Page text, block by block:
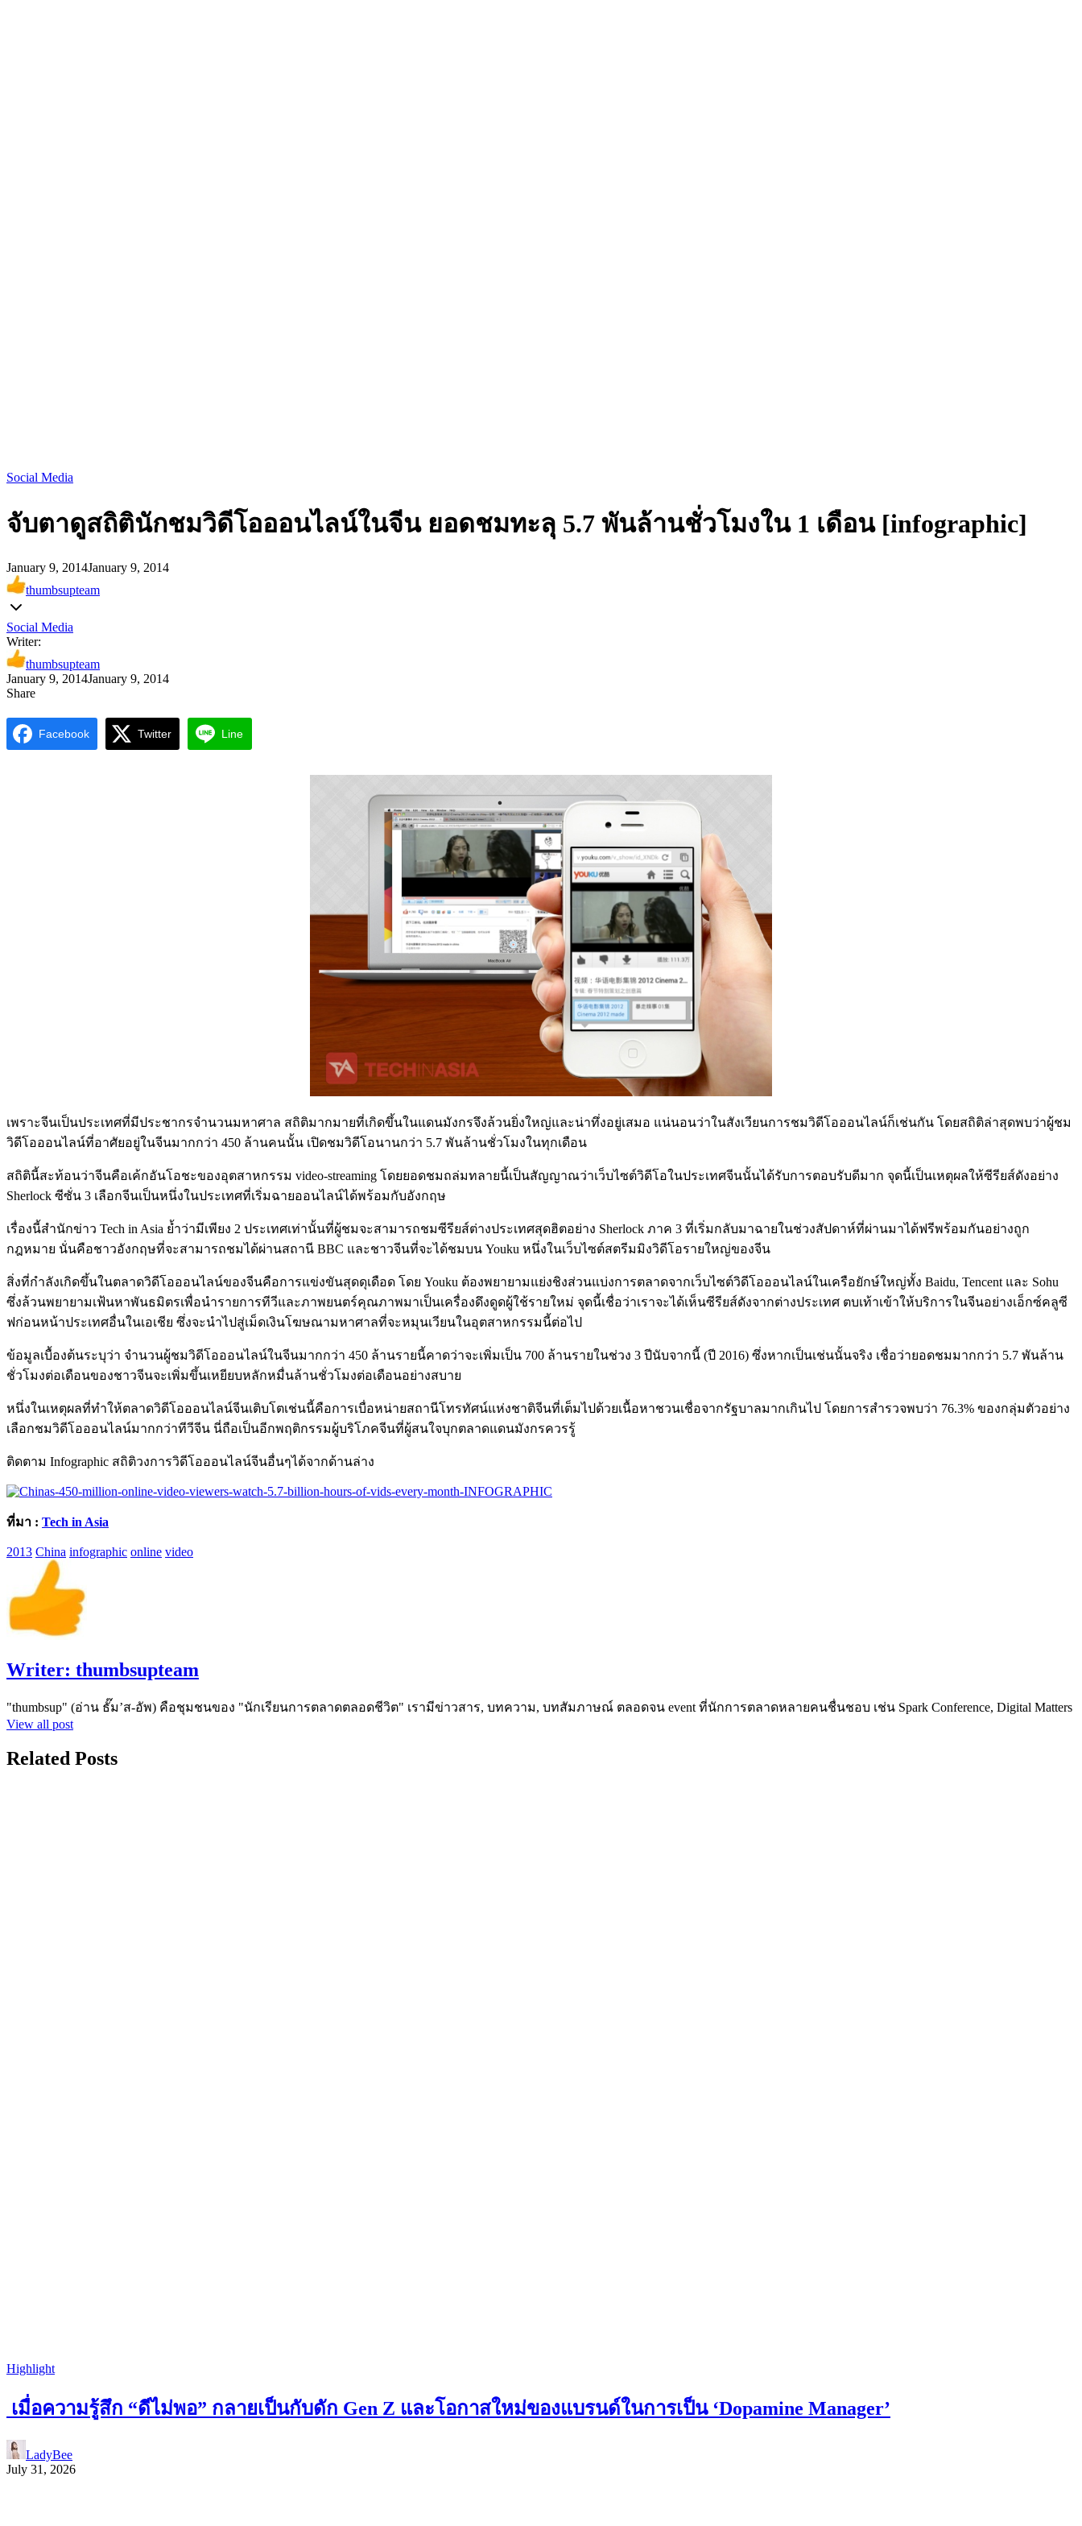
Social Media
จับตาดูสถิตินักชมวิดีโอออนไลน์ในจีน ยอดชมทะลุ 5.7 พันล้านชั่วโมงใน 1 เดือน [infographic]
January 9, 2014January 9, 2014
thumbsupteam
Social Media
Writer:
thumbsupteam
January 9, 2014January 9, 2014
Share
Facebook Twitter Line
เพราะจีนเป็นประเทศที่มีประชากรจำนวนมหาศาล สถิติมากมายที่เกิดขึ้นในแดนมังกรจึงล้วนยิ่งใหญ่และน่าทึ่งอยู่เสมอ แน่นอนว่าในสังเวียนการชมวิดีโอออนไลน์ก็เช่นกัน โดยสถิติล่าสุดพบว่าผู้ชม
วิดีโอออนไลน์ที่อาศัยอยู่ในจีนมากกว่า 450 ล้านคนนั้น เปิดชมวิดีโอนานกว่า 5.7 พันล้านชั่วโมงในทุกเดือน
สถิตินี้สะท้อนว่าจีนคือเค้กอันโอชะของอุตสาหกรรม video-streaming โดยยอดชมถล่มทลายนี้เป็นสัญญาณว่าเว็บไซต์วิดีโอในประเทศจีนนั้นได้รับการตอบรับดีมาก จุดนี้เป็นเหตุผลให้ซีรียส์ดังอย่าง
Sherlock ซีซั่น 3 เลือกจีนเป็นหนึ่งในประเทศที่เริ่มฉายออนไลน์ได้พร้อมกับอังกฤษ
เรื่องนี้สำนักข่าว Tech in Asia ย้ำว่ามีเพียง 2 ประเทศเท่านั้นที่ผู้ชมจะสามารถชมซีรียส์ต่างประเทศสุดฮิตอย่าง Sherlock ภาค 3 ที่เริ่มกลับมาฉายในช่วงสัปดาห์ที่ผ่านมาได้ฟรีพร้อมกันอย่างถูก
กฎหมาย นั่นคือชาวอังกฤษที่จะสามารถชมได้ผ่านสถานี BBC และชาวจีนที่จะได้ชมบน Youku หนึ่งในเว็บไซต์สตรีมมิงวิดีโอรายใหญ่ของจีน
สิ่งที่กำลังเกิดขึ้นในตลาดวิดีโอออนไลน์ของจีนคือการแข่งขันสุดดุเดือด โดย Youku ต้องพยายามแย่งชิงส่วนแบ่งการตลาดจากเว็บไซต์วิดีโอออนไลน์ในเครือยักษ์ใหญ่ทั้ง Baidu, Tencent และ Sohu
ซึ่งล้วนพยายามเฟ้นหาพันธมิตรเพื่อนำรายการทีวีและภาพยนตร์คุณภาพมาเป็นเครื่องดึงดูดผู้ใช้รายใหม่ จุดนี้เชื่อว่าเราจะได้เห็นซีรียส์ดังจากต่างประเทศ ตบเท้าเข้าให้บริการในจีนอย่างเอ็กซ์คลูซี
ฟก่อนหน้าประเทศอื่นในเอเชีย ซึ่งจะนำไปสู่เม็ดเงินโฆษณามหาศาลที่จะหมุนเวียนในอุตสาหกรรมนี้ต่อไป
ข้อมูลเบื้องต้นระบุว่า จำนวนผู้ชมวิดีโอออนไลน์ในจีนมากกว่า 450 ล้านรายนี้คาดว่าจะเพิ่มเป็น 700 ล้านรายในช่วง 3 ปีนับจากนี้ (ปี 2016) ซึ่งหากเป็นเช่นนั้นจริง เชื่อว่ายอดชมมากกว่า 5.7 พันล้าน
ชั่วโมงต่อเดือนของชาวจีนจะเพิ่มขึ้นเหยียบหลักหมื่นล้านชั่วโมงต่อเดือนอย่างสบาย
หนึ่งในเหตุผลที่ทำให้ตลาดวิดีโอออนไลน์จีนเติบโตเช่นนี้คือการเบื่อหน่ายสถานีโทรทัศน์แห่งชาติจีนที่เต็มไปด้วยเนื้อหาชวนเชื่อจากรัฐบาลมากเกินไป โดยการสำรวจพบว่า 76.3% ของกลุ่มตัวอย่าง
เลือกชมวิดีโอออนไลน์มากกว่าทีวีจีน นี่ถือเป็นอีกพฤติกรรมผู้บริโภคจีนที่ผู้สนใจบุกตลาดแดนมังกรควรรู้
ติดตาม Infographic สถิติวงการวิดีโอออนไลน์จีนอื่นๆได้จากด้านล่าง
ที่มา : Tech in Asia
2013 China infographic online video
Writer: thumbsupteam
"thumbsup" (อ่าน ธั๊ม’ส-อัพ) คือชุมชนของ "นักเรียนการตลาดตลอดชีวิต" เรามีข่าวสาร, บทความ, บทสัมภาษณ์ ตลอดจน event ที่นักการตลาดหลายคนชื่นชอบ เช่น Spark Conference, Digital Matters
View all post
Related Posts
Highlight
เมื่อความรู้สึก “ดีไม่พอ” กลายเป็นกับดัก Gen Z และโอกาสใหม่ของแบรนด์ในการเป็น ‘Dopamine Manager’
LadyBee
July 31, 2026